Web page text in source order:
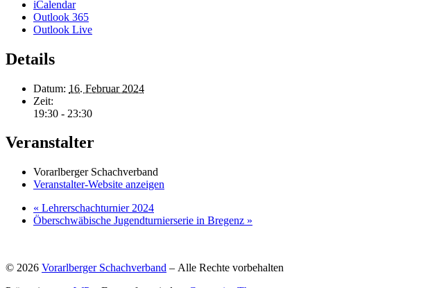
iCalendar
Outlook 365
Outlook Live
Details
Datum: 16. Februar 2024
Zeit:
19:30 - 23:30
Veranstalter
Vorarlberger Schachverband
Veranstalter-Website anzeigen
« Lehrerschachturnier 2024
Öberschwäbische Jugendturnierserie in Bregenz »
© 2026 Vorarlberger Schachverband – Alle Rechte vorbehalten